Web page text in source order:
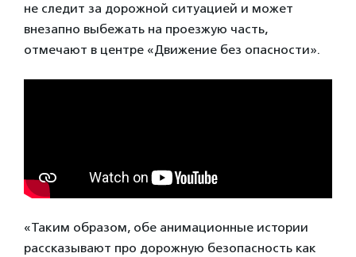
не следит за дорожной ситуацией и может
внезапно выбежать на проезжую часть,
отмечают в центре «Движение без опасности».
«Таким образом, обе анимационные истории
рассказывают про дорожную безопасность как